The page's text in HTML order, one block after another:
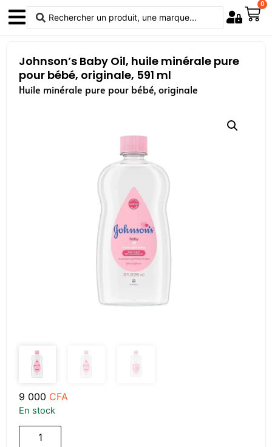
0
Johnson’s Baby Oil, huile minérale pure
pour bébé, originale, 591 ml
Huile minérale pure pour bébé, originale
9 000 CFA
En stock